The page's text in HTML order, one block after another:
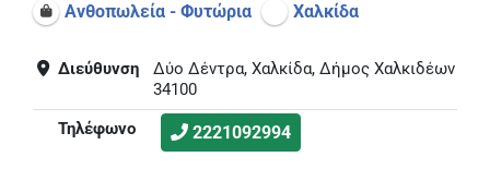
Ανθοπωλεία - Φυτώρια Χαλκίδα
Διεύθυνση
Δύο Δέντρα, Χαλκίδα, Δήμος Χαλκιδέων
34100
Τηλέφωνο
2221092994